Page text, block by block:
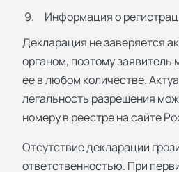
Информация о
Декларация не заверяется
органом, поэтому заявитель
ее в любом количестве.
легальность разрешения
номеру в реестре на сайте
Отсутствие декларации
ответственностью. При